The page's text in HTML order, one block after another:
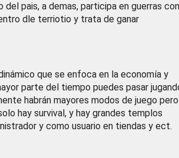
del pais, a demas, participa en guerras con
dle terriotio y trata de ganar
que se enfoca en la economía y
parte del tiempo puedes pasar
habrán mayores modos de juego pero
hay survival, y hay grandes templos
y como usuario en tiendas y ect.